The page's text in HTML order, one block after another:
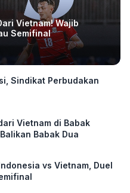
Vietnam! Wajib
Semifinal
Sindikat Perbudakan
Vietnam di Babak
Babak Dua
vs Vietnam, Duel